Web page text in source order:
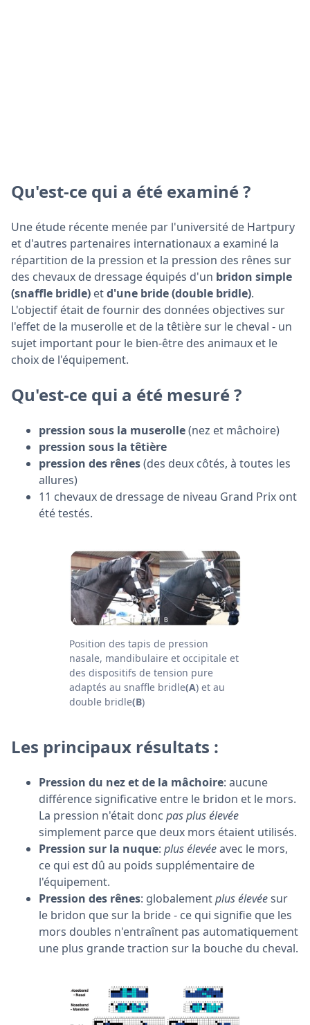
Qu'est-ce qui a été examiné ?
Une étude récente menée par l'université de Hartpury
et d'autres partenaires internationaux a examiné la
répartition de la pression et la pression des rênes sur
des chevaux de dressage équipés d'un bridon simple
(snaffle bridle) etd'une bride (double bridle).
L'objectif était de fournir des données objectives sur
l'effet de la muserolle et de la têtière sur le cheval - un
sujet important pour le bien-être des animaux et le
choix de l'équipement.
Qu'est-ce qui a été mesuré ?
pression sous la muserolle(nez et mâchoire)
pression sous la têtière
pression des rênes(des deux côtés, à toutes les
allures)
11 chevaux de dressage de niveau Grand Prix ont
été testés.
Position des tapis de pression
nasale, mandibulaire et occipitale et
des dispositifs de tension pure
adaptés au snaffle bridle(A) et au
double bridle(B)
Les principaux résultats :
Pression du nez et de la mâchoire: aucune
différence significative entre le bridon et le mors.
La pression n'était donc pas plus élevée
simplement parce que deux mors étaient utilisés.
Pression sur la nuque: plus élevéeavec le mors,
ce qui est dû au poids supplémentaire de
l'équipement.
Pression des rênes: globalementplus élevéesur
le bridon que sur la bride - ce qui signifie que les
mors doubles n'entraînent pas automatiquement
une plus grande traction sur la bouche du cheval.